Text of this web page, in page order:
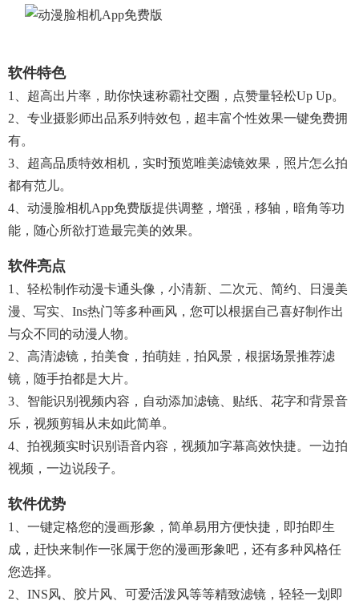
软件特色
1、超高出片率，助你快速称霸社交圈，点赞量轻松up Up。
2、专业摄影师出品系列特效包，超丰富个性效果一键免费拥
有。
3、超高品质特效相机，实时预览唯美滤镜效果，照片怎么拍
都有范儿。
4、动漫脸相机app免费版提供调整，增强，移轴，暗角等功
能，随心所欲打造最完美的效果。
软件亮点
1、轻松制作动漫卡通头像，小清新、二次元、简约、日漫美
漫、写实、ins热门等多种画风，您可以根据自己喜好制作出
与众不同的动漫人物。
2、高清滤镜，拍美食，拍萌娃，拍风景，根据场景推荐滤
镜，随手拍都是大片。
3、智能识别视频内容，自动添加滤镜、贴纸、花字和背景音
乐，视频剪辑从未如此简单。
4、拍视频实时识别语音内容，视频加字幕高效快捷。一边拍
视频，一边说段子。
软件优势
1、一键定格您的漫画形象，简单易用方便快捷，即拍即生
成，赶快来制作一张属于您的漫画形象吧，还有多种风格任
您选择。
2、INS风、胶片风、可爱活泼风等等精致滤镜，轻轻一划即